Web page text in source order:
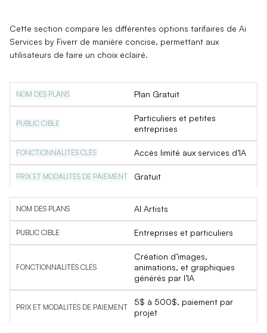
Cette section compare les différentes options tarifaires de Ai
Services by Fiverr de manière concise, permettant aux
utilisateurs de faire un choix éclairé.
Plan Gratuit
Particuliers et petites
entreprises
Accès limité aux services d’IA
Gratuit
AI Artists
Entreprises et particuliers
Création d’images,
animations, et graphiques
générés par l’IA
5$ à 500$, paiement par
projet